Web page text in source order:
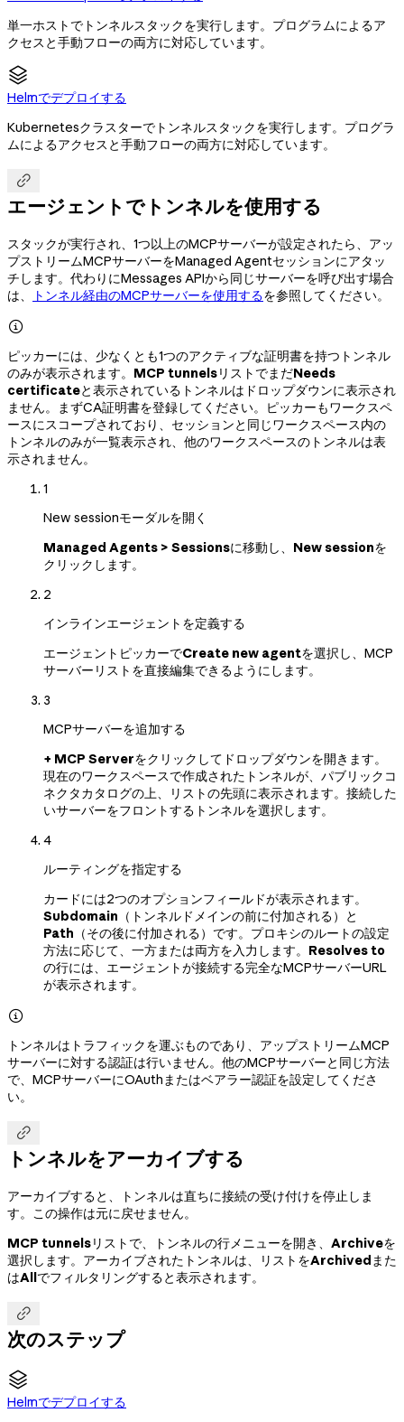
単一ホストでトンネルスタックを実行します。プログラムによるア
クセスと手動フローの両方に対応しています。
Helmでデプロイする
Kubernetesクラスターでトンネルスタックを実行します。プログラ
ムによるアクセスと手動フローの両方に対応しています。

エージェントでトンネルを使用する
スタックが実行され、1つ以上のMCPサーバーが設定されたら、アッ
プストリームMCPサーバーをManaged Agentセッションにアタッ
チします。代わりにMessages APIから同じサーバーを呼び出す場合
は、
トンネル経由のMCPサーバーを使用するを参照してください。

ピッカーには、少なくとも1つのアクティブな証明書を持つトンネル
のみが表示されます。 MCP tunnelsリストでまだNeeds
certificateと表示されているトンネルはドロップダウンに表示され
ません。まずCA証明書を登録してください。ピッカーもワークスペ
ースにスコープされており、セッションと同じワークスペース内の
トンネルのみが一覧表示され、他のワークスペースのトンネルは表
示されません。
1
New sessionモーダルを開く
Managed Agents > Sessionsに移動し、 New sessionを
クリックします。
2
インラインエージェントを定義する
エージェントピッカーでCreate new agentを選択し、MCP
サーバーリストを直接編集できるようにします。
3
MCPサーバーを追加する
+ MCP Serverをクリックしてドロップダウンを開きます。
現在のワークスペースで作成されたトンネルが、パブリックコ
ネクタカタログの上、リストの先頭に表示されます。接続した
いサーバーをフロントするトンネルを選択します。
4
ルーティングを指定する
カードには2つのオプションフィールドが表示されます。
Subdomain （トンネルドメインの前に付加される）と
Path （その後に付加される）です。プロキシのルートの設定
方法に応じて、一方または両方を入力します。 Resolves to
の行には、エージェントが接続する完全なMCPサーバーURL
が表示されます。

トンネルはトラフィックを運ぶものであり、アップストリームMCP
サーバーに対する認証は行いません。他のMCPサーバーと同じ方法
で、MCPサーバーにOAuthまたはベアラー認証を設定してくださ
い。

トンネルをアーカイブする
アーカイブすると、トンネルは直ちに接続の受け付けを停止しま
す。この操作は元に戻せません。
MCP tunnelsリストで、トンネルの行メニューを開き、 Archiveを
選択します。アーカイブされたトンネルは、リストをArchivedまた
はAllでフィルタリングすると表示されます。

次のステップ
Helmでデプロイする